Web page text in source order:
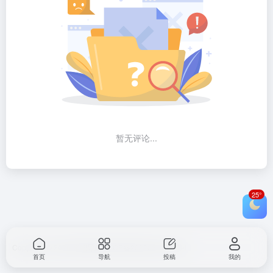
暂无评论...
Copyright © 2026 米吧导航蜀ICP备2022021637号-4
25°
首页 导航 投稿 我的